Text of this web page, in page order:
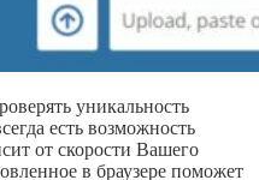
уникальность
есть возможность
от скорости Вашего
в браузере поможет